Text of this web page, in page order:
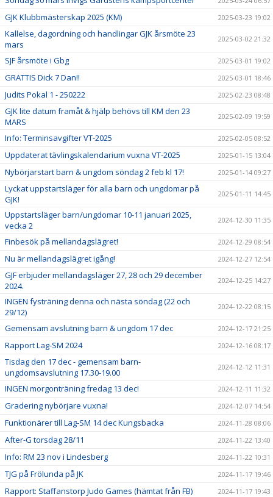
GJK Klubbmästerskap 2025 (KM) 2025-03-23 19:02
Kallelse, dagordning och handlingar GJK årsmöte 23
mars
2025-03-02 21:32
SJF årsmöte i Gbg 2025-03-01 19:02
GRATTIS Dick 7 Dan!! 2025-03-01 18:46
Judits Pokal 1 - 250222 2025-02-23 08:48
GJK lite datum framåt & hjälp behövs till KM den 23
MARS
2025-02-09 19:59
Info: Terminsavgifter VT-2025 2025-02-05 08:52
Uppdaterat tävlingskalendarium vuxna VT-2025 2025-01-15 13:04
Nybörjarstart barn & ungdom söndag 2 feb kl 17! 2025-01-14 09:27
Lyckat uppstartsläger för alla barn och ungdomar på
GJK!
2025-01-11 14:45
Uppstartsläger barn/ungdomar 10-11 januari 2025,
vecka 2
2024-12-30 11:35
Finbesök på mellandagslägret! 2024-12-29 08:54
Nu är mellandagslägret igång! 2024-12-27 12:54
GJF erbjuder mellandagsläger 27, 28 och 29 december
2024.
2024-12-25 14:27
INGEN fysträning denna och nästa söndag (22 och
29/12)
2024-12-22 08:15
Gemensam avslutning barn & ungdom 17 dec 2024-12-17 21:25
Rapport Lag-SM 2024 2024-12-16 08:17
Tisdag den 17 dec - gemensam barn-
ungdomsavslutning 17.30-19.00
2024-12-12 11:31
INGEN morgonträning fredag 13 dec! 2024-12-11 11:32
Gradering nybörjare vuxna! 2024-12-07 14:54
Funktionärer till Lag-SM 14 dec Kungsbacka 2024-11-28 08:06
After-G torsdag 28/11 2024-11-22 13:40
Info: RM 23 nov i Lindesberg 2024-11-22 10:31
TJG på Frölunda på JK 2024-11-17 19:46
Rapport: Staffanstorp Judo Games (hämtat från FB) 2024-11-17 19:43